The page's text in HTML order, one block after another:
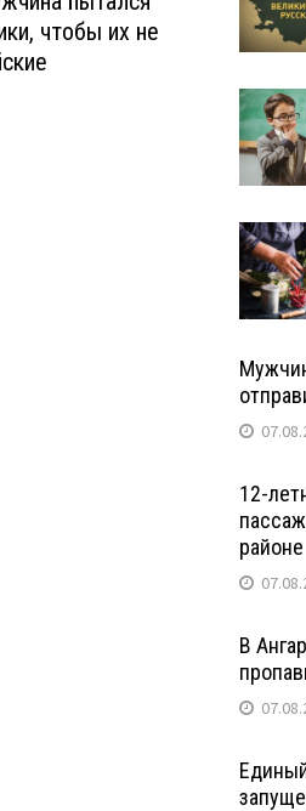
чтобы их не
12-
районе
В